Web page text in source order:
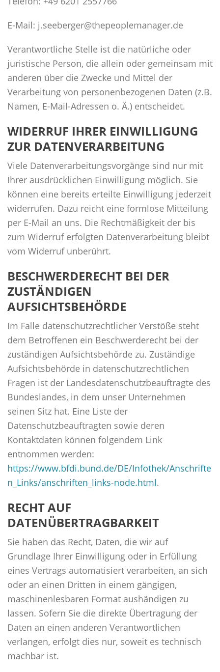
E-Mail: j.seeberger@thepeoplemanager.de
Verantwortliche Stelle ist die natürliche oder
juristische Person, die allein oder gemeinsam mit
anderen über die Zwecke und Mittel der
Verarbeitung von personenbezogenen Daten (z.B.
Namen, E-Mail-Adressen o. Ä.) entscheidet.
WIDERRUF IHRER EINWILLIGUNG
ZUR DATENVERARBEITUNG
Viele Datenverarbeitungsvorgänge sind nur mit
Ihrer ausdrücklichen Einwilligung möglich. Sie
können eine bereits erteilte Einwilligung jederzeit
widerrufen. Dazu reicht eine formlose Mitteilung
per E-Mail an uns. Die Rechtmäßigkeit der bis
zum Widerruf erfolgten Datenverarbeitung bleibt
vom Widerruf unberührt.
BESCHWERDERECHT BEI DER
ZUSTÄNDIGEN
AUFSICHTSBEHÖRDE
Im Falle datenschutzrechtlicher Verstöße steht
dem Betroffenen ein Beschwerderecht bei der
zuständigen Aufsichtsbehörde zu. Zuständige
Aufsichtsbehörde in datenschutzrechtlichen
Fragen ist der Landesdatenschutzbeauftragte des
Bundeslandes, in dem unser Unternehmen
seinen Sitz hat. Eine Liste der
Datenschutzbeauftragten sowie deren
Kontaktdaten können folgendem Link
entnommen werden:
https://www.bfdi.bund.de/DE/Infothek/Anschrifte
n_Links/anschriften_links-node.html.
RECHT AUF
DATENÜBERTRAGBARKEIT
Sie haben das Recht, Daten, die wir auf
Grundlage Ihrer Einwilligung oder in Erfüllung
eines Vertrags automatisiert verarbeiten, an sich
oder an einen Dritten in einem gängigen,
maschinenlesbaren Format aushändigen zu
lassen. Sofern Sie die direkte Übertragung der
Daten an einen anderen Verantwortlichen
verlangen, erfolgt dies nur, soweit es technisch
machbar ist.